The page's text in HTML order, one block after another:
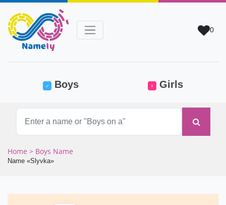
0
♂ Boys(current) ♀ Girls
Home > Boys Name
Name «Slyvka»